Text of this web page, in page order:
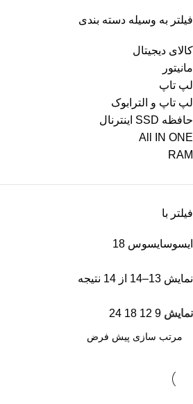
فیلتر به وسیله دسته بندی
کالای دیجیتال
مانیتور
لپ تاپ
لپ تاپ و الترابوک
حافظه SSD اینترنال
All IN ONE
RAM
فیلتر با
ایسوسایسوس 18
نمایش 13–14 از 14 نتیجه
نمایش 9
12
18
24